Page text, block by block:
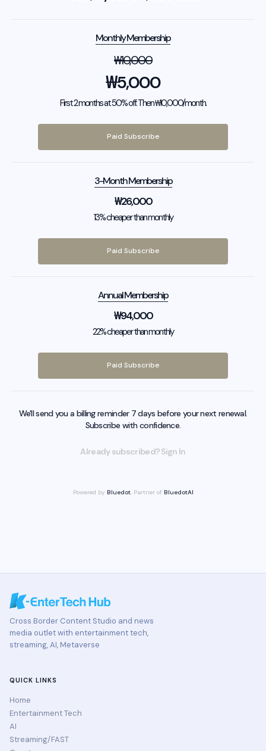
Monthly Membership
₩10,000
₩5,000
First 2 months at 50% off. Then ₩10,000/month.
Paid Subscribe
3-Month Membership
₩26,000
13% cheaper than monthly
Paid Subscribe
Annual Membership
₩94,000
22% cheaper than monthly
Paid Subscribe
We'll send you a billing reminder 7 days before your next renewal.
Subscribe with confidence.
Already subscribed? Sign In
Powered by Bluedot, Partner of BluedotAI
Cross Border Content Studio and news
media outlet with entertainment tech,
streaming, AI, Metaverse
QUICK LINKS
Home
Entertainment Tech
AI
Streaming/FAST